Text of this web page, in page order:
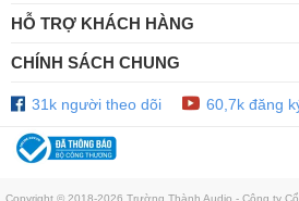
HỖ TRỢ KHÁCH HÀNG
CHÍNH SÁCH CHUNG
31k người theo dõi 60,7k đăng